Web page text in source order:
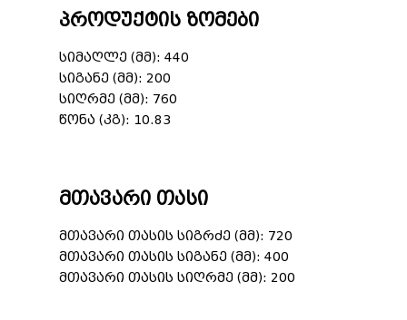
პროდუქტის ზომები
სიმაღლე (მმ): 440
სიგანე (მმ): 200
სიღრმე (მმ): 760
წონა (კგ): 10.83
მთავარი თასი
მთავარი თასის სიგრძე (მმ): 720
მთავარი თასის სიგანე (მმ): 400
მთავარი თასის სიღრმე (მმ): 200